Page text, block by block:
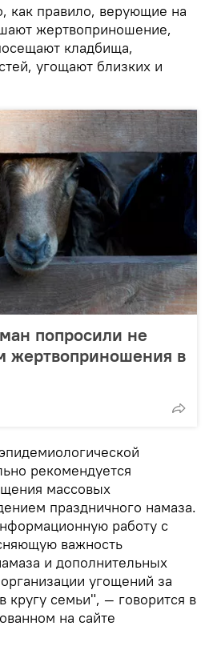
как правило, верующие на
жертвоприношение,
кладбища,
угощают близких и
попросили не
жертвоприношения в
рекомендуется
массовых
праздничного намаза.
работу с
важность
и дополнительных
угощений за
кругу семьи", — говорится в
на сайте